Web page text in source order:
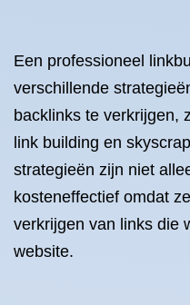
Een professioneel
verschillende
backlinks te verkrijgen,
link building en
strategieën zijn niet
kosteneffectief omdat
verkrijgen van links die
website.